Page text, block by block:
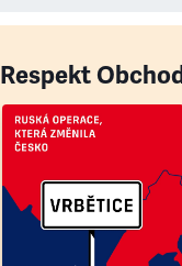
Respekt Obchod